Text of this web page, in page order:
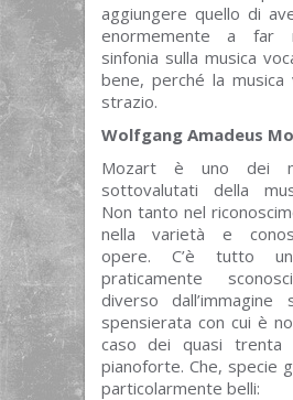
aggiungere quello di
enormemente a far
sinfonia sulla musica
bene, perché la musica
strazio.
Wolfgang Amadeus
Mozart è uno dei
sottovalutati della
Non tanto nel
nella varietà e
opere. C’è tutto
praticamente
diverso dall’immagine
spensierata con cui è
caso dei quasi trenta
pianoforte. Che, specie
particolarmente belli: